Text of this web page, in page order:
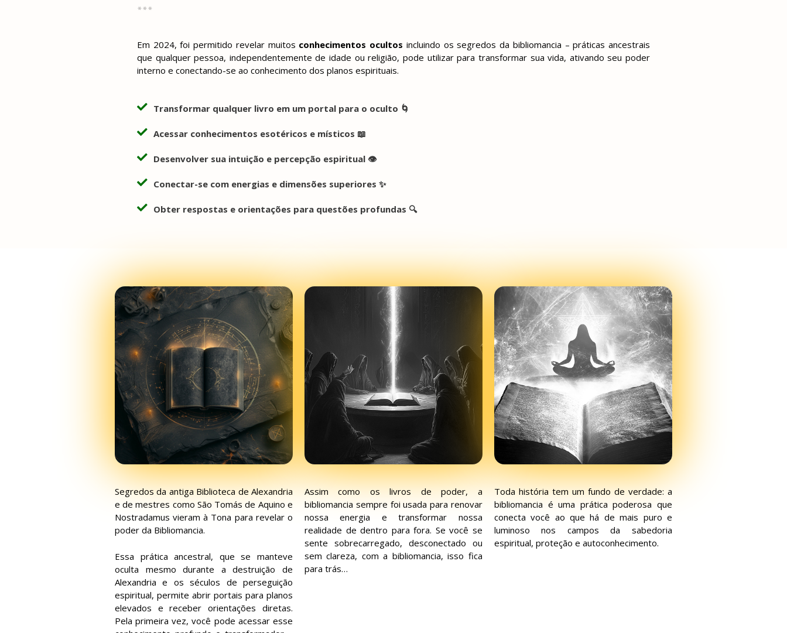
***
Em 2024, foi permitido revelar muitos conhecimentos ocultos incluindo os segredos da bibliomancia – práticas ancestrais
que qualquer pessoa, independentemente de idade ou religião, pode utilizar para transformar sua vida, ativando seu poder
interno e conectando-se ao conhecimento dos planos espirituais.
Transformar qualquer livro em um portal para o oculto 🌀
Acessar conhecimentos esotéricos e místicos 📖
Desenvolver sua intuição e percepção espiritual 👁️
Conectar-se com energias e dimensões superiores ✨
Obter respostas e orientações para questões profundas 🔍
Segredos da antiga Biblioteca de Alexandria
e de mestres como São Tomás de Aquino e
Nostradamus vieram à Tona para revelar o
poder da Bibliomancia.
Essa prática ancestral, que se manteve
oculta mesmo durante a destruição de
Alexandria e os séculos de perseguição
espiritual, permite abrir portais para planos
elevados e receber orientações diretas.
Pela primeira vez, você pode acessar esse
Assim como os livros de poder, a
bibliomancia sempre foi usada para renovar
nossa energia e transformar nossa
realidade de dentro para fora. Se você se
sente sobrecarregado, desconectado ou
sem clareza, com a bibliomancia, isso fica
para trás…
Toda história tem um fundo de verdade: a
bibliomancia é uma prática poderosa que
conecta você ao que há de mais puro e
luminoso nos campos da sabedoria
espiritual, proteção e autoconhecimento.